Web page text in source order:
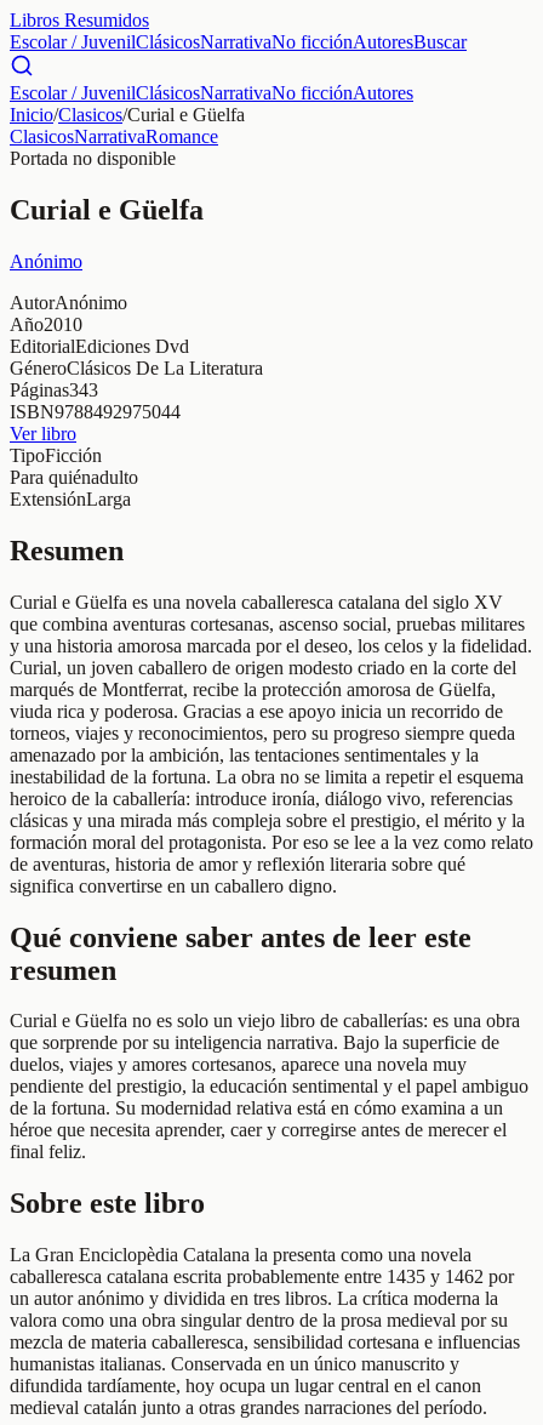
Libros Resumidos
Escolar / JuvenilClásicosNarrativaNo ficciónAutoresBuscar
Escolar / JuvenilClásicosNarrativaNo ficciónAutores
Inicio/Clasicos/Curial e Güelfa
ClasicosNarrativaRomance
Portada no disponible
Curial e Güelfa
Anónimo
AutorAnónimo
Año2010
EditorialEdiciones Dvd
GéneroClásicos De La Literatura
Páginas343
ISBN9788492975044
Ver libro
TipoFicción
Para quiénadulto
ExtensiónLarga
Resumen
Curial e Güelfa es una novela caballeresca catalana del siglo XV
que combina aventuras cortesanas, ascenso social, pruebas militares
y una historia amorosa marcada por el deseo, los celos y la fidelidad.
Curial, un joven caballero de origen modesto criado en la corte del
marqués de Montferrat, recibe la protección amorosa de Güelfa,
viuda rica y poderosa. Gracias a ese apoyo inicia un recorrido de
torneos, viajes y reconocimientos, pero su progreso siempre queda
amenazado por la ambición, las tentaciones sentimentales y la
inestabilidad de la fortuna. La obra no se limita a repetir el esquema
heroico de la caballería: introduce ironía, diálogo vivo, referencias
clásicas y una mirada más compleja sobre el prestigio, el mérito y la
formación moral del protagonista. Por eso se lee a la vez como relato
de aventuras, historia de amor y reflexión literaria sobre qué
significa convertirse en un caballero digno.
Qué conviene saber antes de leer este
resumen
Curial e Güelfa no es solo un viejo libro de caballerías: es una obra
que sorprende por su inteligencia narrativa. Bajo la superficie de
duelos, viajes y amores cortesanos, aparece una novela muy
pendiente del prestigio, la educación sentimental y el papel ambiguo
de la fortuna. Su modernidad relativa está en cómo examina a un
héroe que necesita aprender, caer y corregirse antes de merecer el
final feliz.
Sobre este libro
La Gran Enciclopèdia Catalana la presenta como una novela
caballeresca catalana escrita probablemente entre 1435 y 1462 por
un autor anónimo y dividida en tres libros. La crítica moderna la
valora como una obra singular dentro de la prosa medieval por su
mezcla de materia caballeresca, sensibilidad cortesana e influencias
humanistas italianas. Conservada en un único manuscrito y
difundida tardíamente, hoy ocupa un lugar central en el canon
medieval catalán junto a otras grandes narraciones del período.